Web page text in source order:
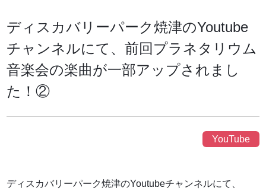
ディスカバリーパーク焼津のYoutube
チャンネルにて、前回プラネタリウム
音楽会の楽曲が一部アップされまし
た！②
YouTube
ディスカバリーパーク焼津のYoutubeチャンネルにて、